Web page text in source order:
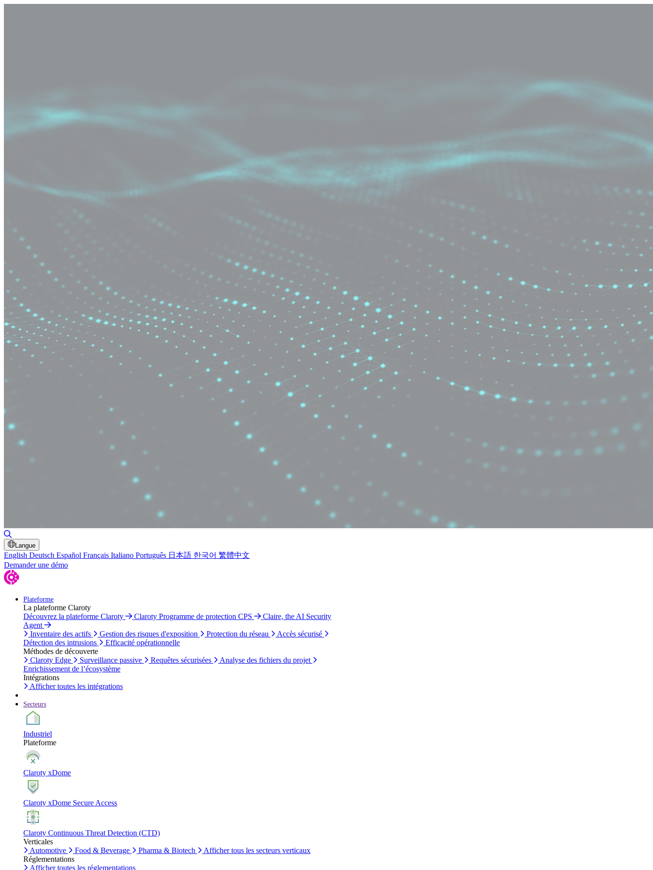
Langue
English Deutsch Español Français Italiano Português 日本語 한국어 繁體中文
Demander une démo
Plateforme
La plateforme Claroty
Découvrez la plateforme Claroty
Claroty Programme de protection CPS
Claire, the AI Security
Agent
Inventaire des actifs
Gestion des risques d'exposition Protection du réseau
Accès sécurisé
Détection des intrusions
Efficacité opérationnelle
Méthodes de découverte
Claroty Edge
Surveillance passive Requêtes sécurisées
Analyse des fichiers du projet
Enrichissement de l’écosystème
Intégrations
Afficher toutes les intégrations
Secteurs
Industriel
Plateforme
Claroty xDome
Claroty xDome Secure Access
Claroty Continuous Threat Detection (CTD)
Verticales
Automotive
Food & Beverage Pharma & Biotech
Afficher tous les secteurs verticaux
Réglementations
Afficher toutes les réglementations